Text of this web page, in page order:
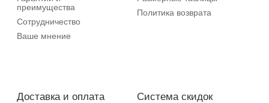
преимущества
Сотрудничество
Ваше мнение
Политика возврата
Доставка и оплата Система скидок